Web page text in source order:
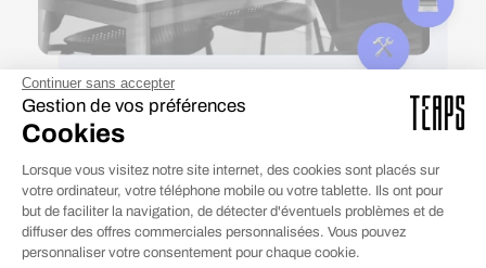
Continuer sans accepter
Gestion de vos préférences
Cookies
Lorsque vous visitez notre site internet, des cookies sont placés sur
votre ordinateur, votre téléphone mobile ou votre tablette. Ils ont pour
but de faciliter la navigation, de détecter d'éventuels problèmes et de
diffuser des offres commerciales personnalisées. Vous pouvez
personnaliser votre consentement pour chaque cookie.
La confiance: premier critère de
choix d'un patient
Dans le secteur de la santé, un visiteur ne compare pas
seulement des prestations : il évalue à qui il va confier sa santé
ou celle d’un proche. Cette décision repose sur des signaux de
confiance que votre site doit transmettre dès les premières